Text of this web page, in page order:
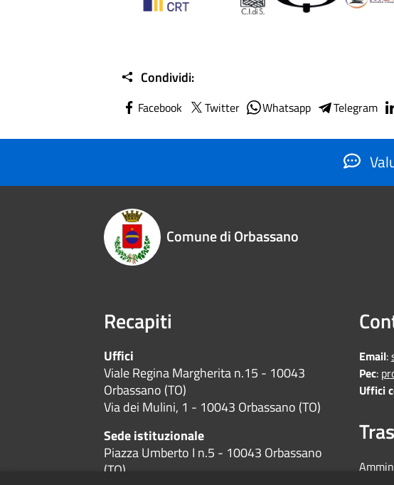
Condividi:
Facebook Twitter Whatsapp Telegram
Comune di Orbassano
Recapiti
Uffici
Viale Regina Margherita n.15 - 10043
Orbassano (TO)
Via dei Mulini, 1 - 10043 Orbassano (TO)
Sede istituzionale
Piazza Umberto I n.5 - 10043 Orbassano
(TO)
Email:
Pec:
Uffici